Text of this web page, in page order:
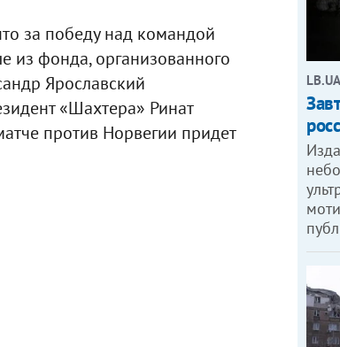
за победу над командой
фонда, организованного
Ярославский
«Шахтера» Ринат
против Норвегии придет
LB.UA